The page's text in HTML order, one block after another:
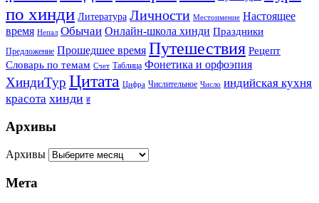
по хинди Литература Личности Местоимение Настоящее
время Непал Обычаи Онлайн-школа хинди Праздники
Предложение Прошедшее время Путешествия Рецепт
Словарь по темам Счет Таблица Фонетика и орфоэпия
ХиндиТур Цитата Цифра Числительное Число индийская кухня
красота хинди ह
Архивы
Архивы
Мета